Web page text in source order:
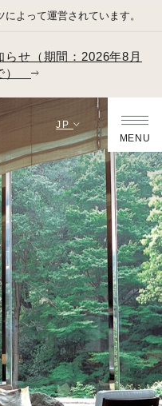
JP
MENU
よって運営されています。
せ（期間：2026年8月
）